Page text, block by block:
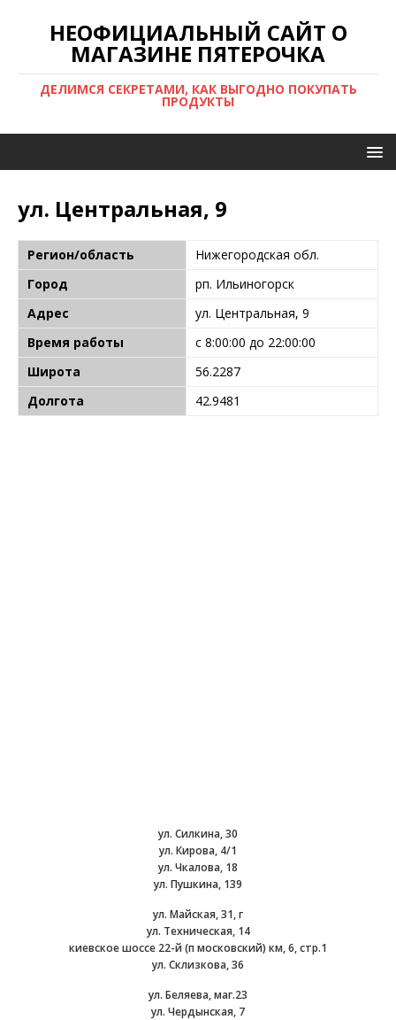
НЕОФИЦИАЛЬНЫЙ САЙТ О
МАГАЗИНЕ ПЯТЕРОЧКА
ДЕЛИМСЯ СЕКРЕТАМИ, КАК ВЫГОДНО ПОКУПАТЬ
ПРОДУКТЫ
ул. Центральная, 9
Регион/область
Нижегородская обл.
Город
рп. Ильиногорск
Адрес
ул. Центральная, 9
Время работы
с 8:00:00 до 22:00:00
Широта
56.2287
Долгота
42.9481
ул. Силкина, 30
ул. Кирова, 4/1
ул. Чкалова, 18
ул. Пушкина, 139
ул. Майская, 31, г
ул. Техническая, 14
киевское шоссе 22-й (п московский) км, 6, стр.1
ул. Склизкова, 36
ул. Беляева, маг.23
ул. Чердынская, 7